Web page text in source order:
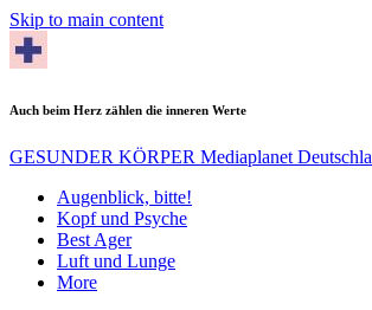
Skip to main content
Auch beim Herz zählen die inneren Werte
GESUNDER KÖRPER Mediaplanet
Augenblick, bitte!
Kopf und Psyche
Best Ager
Luft und Lunge
More